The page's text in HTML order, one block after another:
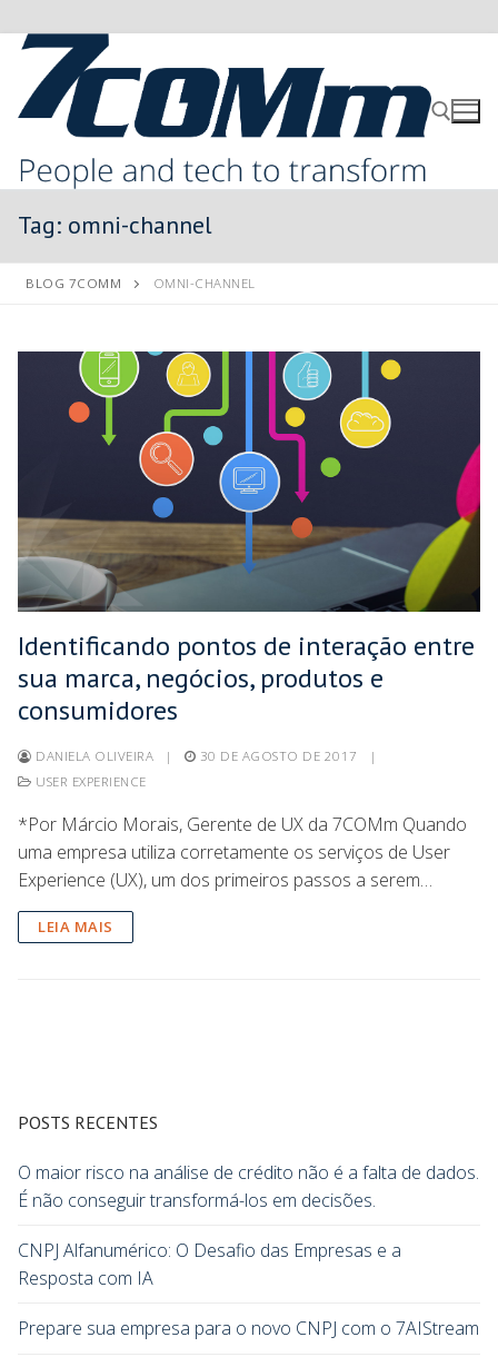
Tag: omni-channel
BLOG 7COMM OMNI-CHANNEL
Identificando pontos de interação entre
sua marca, negócios, produtos e
consumidores
DANIELA OLIVEIRA | 30 DE AGOSTO DE 2017
|
USER EXPERIENCE
*Por Márcio Morais, Gerente de UX da 7COMm Quando
uma empresa utiliza corretamente os serviços de User
Experience (UX), um dos primeiros passos a serem…
LEIA MAIS
POSTS RECENTES
O maior risco na análise de crédito não é a falta de dados.
É não conseguir transformá-los em decisões.
CNPJ Alfanumérico: O Desafio das Empresas e a
Resposta com IA
Prepare sua empresa para o novo CNPJ com o 7AIStream